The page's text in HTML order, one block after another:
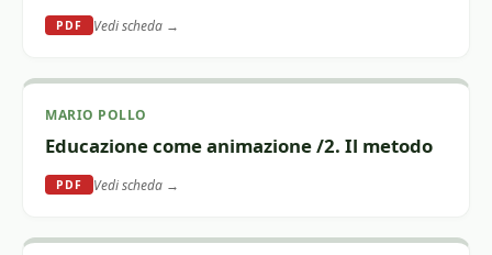
PDF Vedi scheda →
MARIO POLLO
Educazione come animazione /2. Il metodo
PDF Vedi scheda →